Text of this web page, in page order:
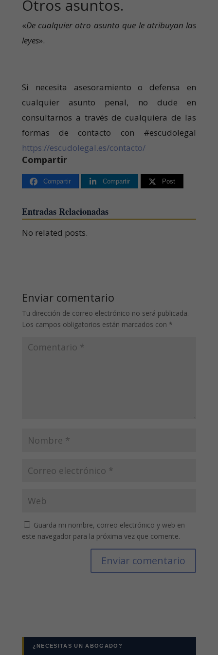
Otros asuntos.
«De cualquier otro asunto que le atribuyan las
leyes».
Si necesita asesoramiento o defensa en
cualquier asunto penal, no dude en
consultarnos a través de cualquiera de las
formas de contacto con #escudolegal
https://escudolegal.es/contacto/
Compartir
Compartir Compartir Post
Entradas Relacionadas
No related posts.
Enviar comentario
Tu dirección de correo electrónico no será publicada.
Los campos obligatorios están marcados con *
Guarda mi nombre, correo electrónico y web en
este navegador para la próxima vez que comente.
¿NECESITAS UN ABOGADO?